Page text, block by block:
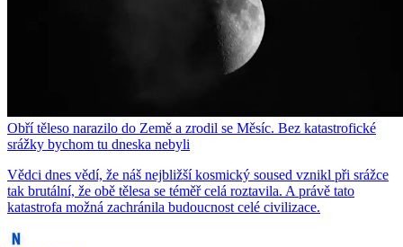
Obří těleso narazilo do Země a zrodil se Měsíc. Bez katastrofické
srážky bychom tu dneska nebyli
Vědci dnes vědí, že náš nejbližší kosmický soused vznikl při srážce
tak brutální, že obě tělesa se téměř celá roztavila. A právě tato
katastrofa možná zachránila budoucnost celé civilizace.